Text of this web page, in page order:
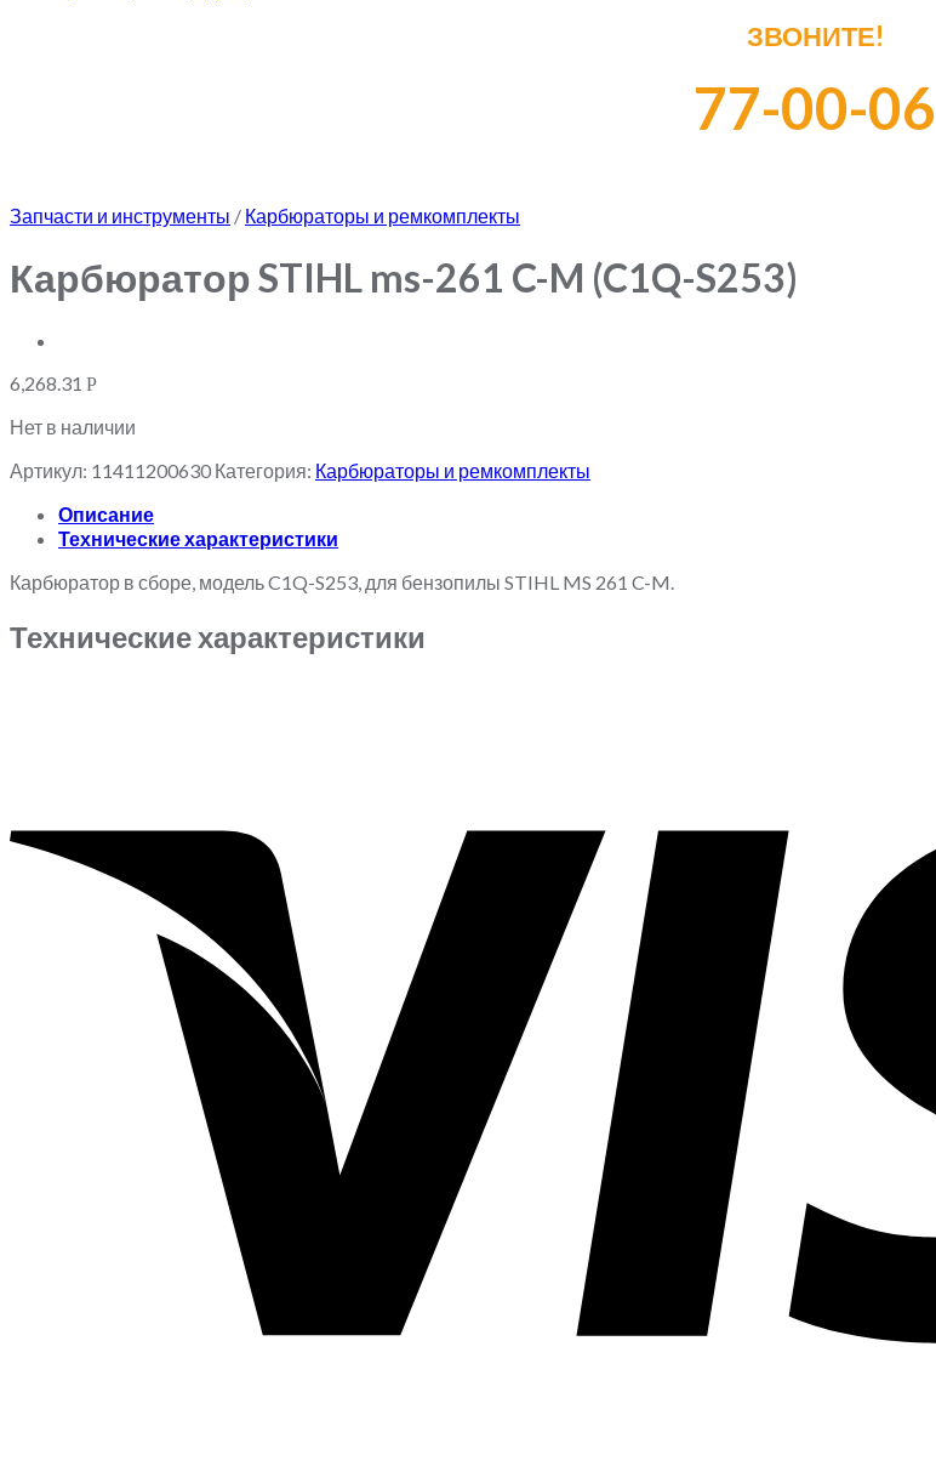
ЗВОНИТЕ!
77-00-06
Запчасти и инструменты / Карбюраторы и ремкомплекты
Карбюратор STIHL ms-261 C-M (C1Q-S253)
6,268.31 Р
Нет в наличии
Артикул: 11411200630 Категория: Карбюраторы и ремкомплекты
Описание
Технические характеристики
Карбюратор в сборе, модель C1Q-S253, для бензопилы STIHL MS 261 C-M.
Технические характеристики